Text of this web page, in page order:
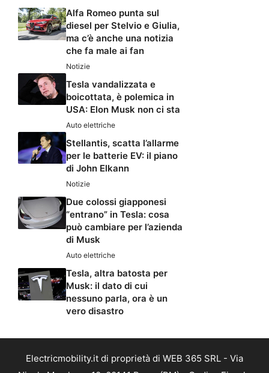
Alfa Romeo punta sul
diesel per Stelvio e Giulia,
ma c’è anche una notizia
che fa male ai fan
Notizie
Tesla vandalizzata e
boicottata, è polemica in
USA: Elon Musk non ci sta
Auto elettriche
Stellantis, scatta l’allarme
per le batterie EV: il piano
di John Elkann
Notizie
Due colossi giapponesi
“entrano” in Tesla: cosa
può cambiare per l’azienda
di Musk
Auto elettriche
Tesla, altra batosta per
Musk: il dato di cui
nessuno parla, ora è un
vero disastro
Electricmobility.it di proprietà di WEB 365 SRL - Via